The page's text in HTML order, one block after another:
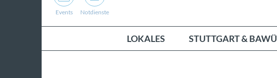
Events Notdienste
LOKALES STUTTGART & BAWÜ